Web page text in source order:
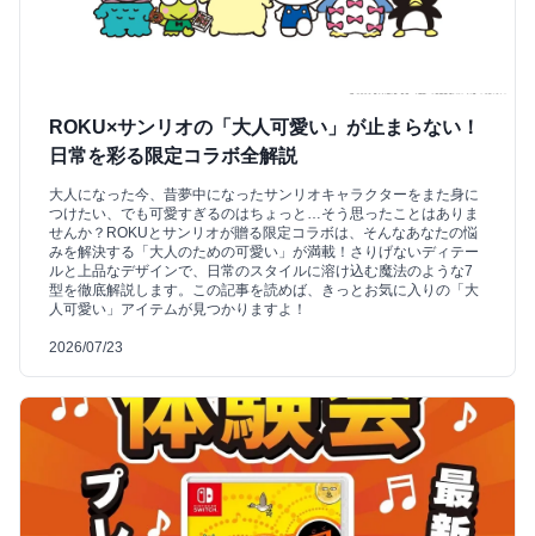
ROKU×サンリオの「大人可愛い」が止まらない！
日常を彩る限定コラボ全解説
大人になった今、昔夢中になったサンリオキャラクターをまた身に
つけたい、でも可愛すぎるのはちょっと…そう思ったことはありま
せんか？ROKUとサンリオが贈る限定コラボは、そんなあなたの悩
みを解決する「大人のための可愛い」が満載！さりげないディテー
ルと上品なデザインで、日常のスタイルに溶け込む魔法のような7
型を徹底解説します。この記事を読めば、きっとお気に入りの「大
人可愛い」アイテムが見つかりますよ！
2026/07/23